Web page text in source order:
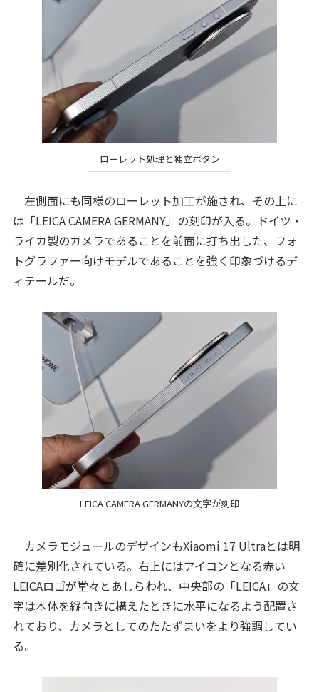
ローレット処理と独立ボタン
左側面にも同様のローレット加工が施され、その上に
は「LEICA CAMERA GERMANY」の刻印が入る。ドイツ・
ライカ製のカメラであることを前面に打ち出した、フォ
トグラファー向けモデルであることを強く印象づけるデ
ィテールだ。
LEICA CAMERA GERMANYの文字が刻印
カメラモジュールのデザインもXiaomi 17 Ultraとは明
確に差別化されている。右上にはアイコンとなる赤い
LEICAロゴが堂々とあしらわれ、中央部の「LEICA」の文
字は本体を縦向きに構えたときに水平になるよう配置さ
れており、カメラとしてのたたずまいをより強調してい
る。